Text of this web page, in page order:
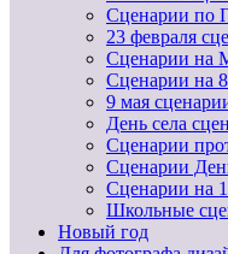
Сценарии по
23 февраля
Сценарии на
Сценарии на
9 мая
День села
Сценарии
Сценарии
Сценарии на
Школьные
Новый год